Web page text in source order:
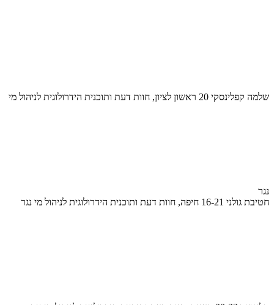
שלמה קפלינסקי 20 ראשון לציון, חוות דעת ותוכנית הידרולוגית לניהול מי
נגר
חטיבת גולני 16-21 חיפה, חוות דעת ותוכנית הידרולוגית לניהול מי נגר